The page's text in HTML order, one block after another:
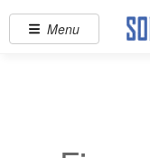
Menu